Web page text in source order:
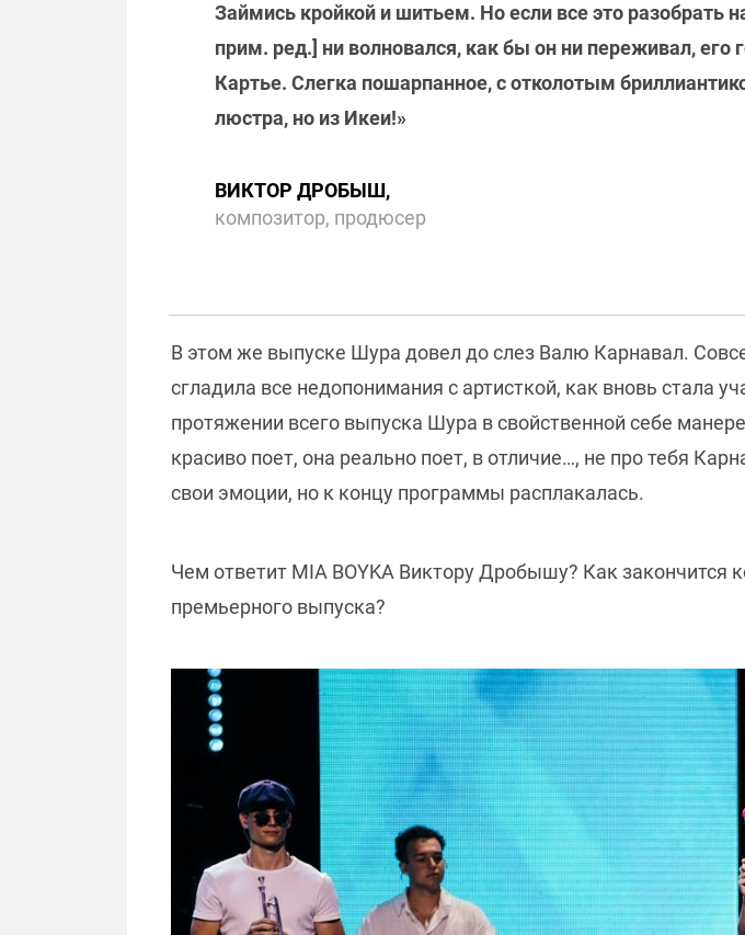
Займись кройкой и шитьем. Но если все это разобрать
прим. ред.] ни волновался, как бы он ни переживал, его
Картье. Слегка пошарпанное, с отколотым
люстра, но из Икеи!»
ВИКТОР ДРОБЫШ,
композитор, продюсер
В этом же выпуске Шура довел до слез Валю Карнавал.
сгладила все недопонимания с артисткой, как вновь стала
протяжении всего выпуска Шура в свойственной себе
красиво поет, она реально поет, в отличие…, не про тебя
свои эмоции, но к концу программы расплакалась.
Чем ответит MIA BOYKA Виктору Дробышу? Как
премьерного выпуска?